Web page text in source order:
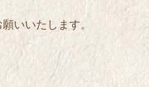
いいたします。